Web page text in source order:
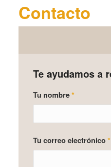
Contacto
Te ayudamos a
Tu nombre*
Tu correo electrónico*